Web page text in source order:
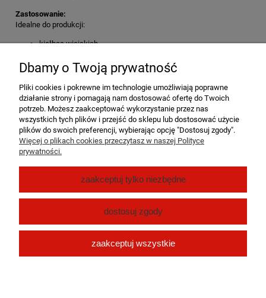
Zastosowanie:
Idealne do produkcji:
kiełbas wiejskich,
kiełbas parzonych i wędzonych (np. śląska, podwawelska),
białej kiełbasy,
domowych i rzemieślniczych wyrobów mięsnych.
Postaw na jakość i tradycję – wybierzjelita wieprzowe, które są
podstawą doskonałych, domowych kiełbas o prawdziwym,
naturalnym smaku.
Pomoc
Moje konto
Płatności i dostawa
Dbamy o Twoją prywatność
Pliki cookies i pokrewne im technologie umożliwiają poprawne
działanie strony i pomagają nam dostosować ofertę do Twoich
potrzeb. Możesz zaakceptować wykorzystanie przez nas
wszystkich tych plików i przejść do sklepu lub dostosować użycie
plików do swoich preferencji, wybierając opcję "Dostosuj zgody".
Więcej o plikach cookies przeczytasz w naszej Polityce
prywatności.
zaakceptuj tylko niezbędne
dostosuj zgody
zaakceptuj wszystkie